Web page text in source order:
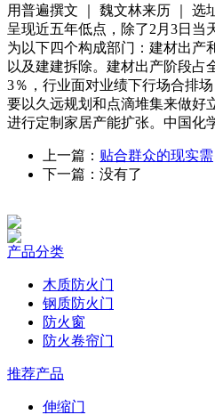
用普遍撰文 ｜ 魏文林来历 ｜ 选
呈现近五年低点，除了2月3日当
为以下四个构成部门：建材出产
以及建建拆除。建材出产阶段占
3％，行业面对业绩下行场合排
要以久远规划和点滴堆集来做好
进行定制家居产能扩张。中国化
上一篇： 贴合群众的现实需
下一篇：没有了
产品分类
木质防火门
钢质防火门
防火窗
防火卷帘门
推荐产品
伸缩门